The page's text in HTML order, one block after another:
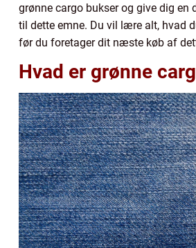
grønne cargo bukser og give dig en
til dette emne. Du vil lære alt, hvad
før du foretager dit næste køb af
Hvad er grønne